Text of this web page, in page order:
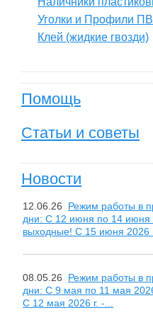
Уголки и Профили
Клей (жидкие гвозди)
Помощь
Статьи и советы
Новости
12.06.26
Режим работы в
дни: С 12 июня по 14 июня
выходные! С 15 июня 2026
08.05.26
Режим работы в
дни: С 9 мая по 11 мая
С 12 мая 2026 г. -...